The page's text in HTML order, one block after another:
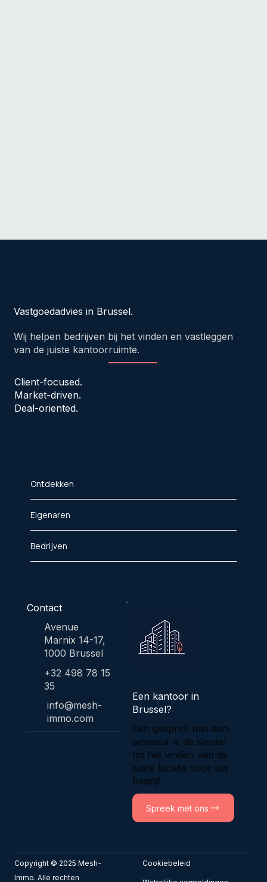
Vastgoedadvies in Brussel.
Wij helpen bedrijven bij het vinden en vastleggen
van de juiste kantoorruimte.
Client-focused.
Market-driven.
Deal-oriented.
Ontdekken
Eigenaren
Bedrijven
Contact
Avenue
Marnix 14-17,
1000 Brussel
+32 498 78 15
35
info@mesh-
immo.com
Een kantoor in
Brussel?
Een gesprek met een
adviseur is de sleutel
tot het vinden van de
juiste locatie voor uw
bedrijf.
Spreek met ons
Copyright © 2025 Mesh-
Immo. Alle rechten
Cookiebeleid